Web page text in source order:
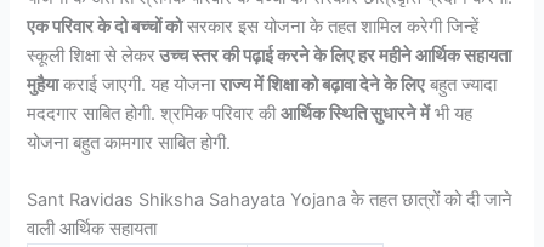
एक परिवार के दो बच्चों कोसरकार इस योजना के तहत शामिल करेगी जिन्हें
स्कूली शिक्षा से लेकरउच्च स्तर की पढ़ाई करने के लिए हर महीने आर्थिक सहायता
मुहैयाकराई जाएगी. यह योजनाराज्य में शिक्षा को बढ़ावा देने के लिएबहुत ज्यादा
मददगार साबित होगी. श्रमिक परिवार कीआर्थिक स्थिति सुधारने मेंभी यह
योजना बहुत कामगार साबित होगी.
Sant Ravidas Shiksha Sahayata Yojana के तहत छात्रों को दी जाने
वाली आर्थिक सहायता